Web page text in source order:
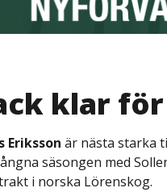
klar
Eriksson är nästa starka
säsongen med
i norska Lörenskog.